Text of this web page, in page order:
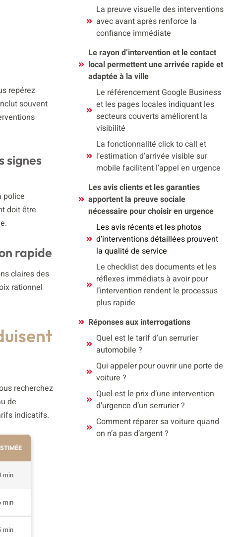
repérez
souvent
signes
police
doit être
rapide
claires des
rationnel
recherchez
de
indicatifs.
min
min
min
La preuve visuelle des interventions
avec avant après renforce la
confiance immédiate
Le rayon d’intervention et le contact
local permettent une arrivée rapide et
adaptée à la ville
Le référencement Google Business
et les pages locales indiquant les
secteurs couverts améliorent la
visibilité
La fonctionnalité click to call et
l’estimation d’arrivée visible sur
mobile facilitent l’appel en urgence
Les avis clients et les garanties
apportent la preuve sociale
nécessaire pour choisir en urgence
Les avis récents et les photos
d’interventions détaillées prouvent
la qualité de service
Le checklist des documents et les
réflexes immédiats à avoir pour
l’intervention rendent le processus
plus rapide
Réponses aux interrogations
Quel est le tarif d’un serrurier
automobile ?
Qui appeler pour ouvrir une porte de
voiture ?
Quel est le prix d’une intervention
d’urgence d’un serrurier ?
Comment réparer sa voiture quand
on n’a pas d’argent ?